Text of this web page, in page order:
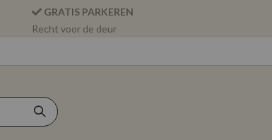
GRATIS PARKEREN
Recht voor de deur